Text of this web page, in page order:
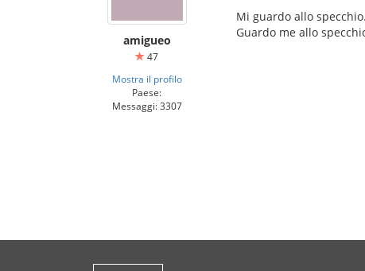
amigueo
47
Mostra il profilo
Paese:
Messaggi: 3307
Mi guardo allo
Guardo me allo